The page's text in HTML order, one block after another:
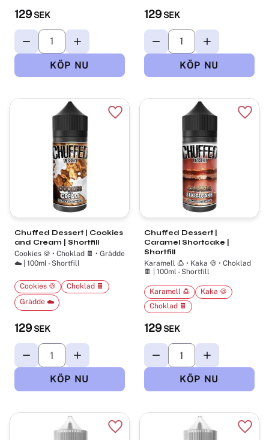
129 SEK 129 SEK
Chuffed Dessert | Cookies
and Cream | Shortfill
Cookies 🍪 • Choklad 🍫 • Grädde
☁️ | 100ml - Shortfill
129 SEK
Cookies 🍪
Choklad 🍫
Grädde ☁️
Lägg till i favoriter
Chuffed Dessert |
Caramel Shortcake |
Shortfill
Karamell 🍮 • Kaka 🍪 • Choklad
🍫 | 100ml - Shortfill
129 SEK
Karamell 🍮
Kaka 🍪
Choklad 🍫
Lägg till i favoriter